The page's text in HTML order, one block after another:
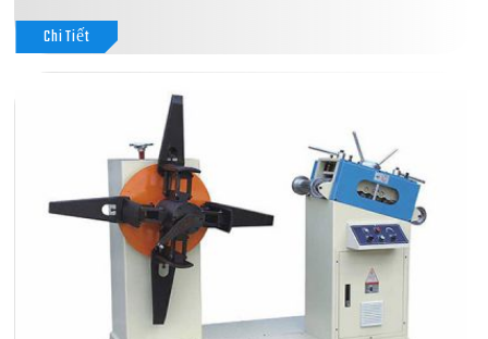
Chi Tiết